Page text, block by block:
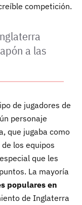
competición.
a las
de jugadores de
personaje
que jugaba como
los equipos
que les
La mayoría
populares en
de Inglaterra